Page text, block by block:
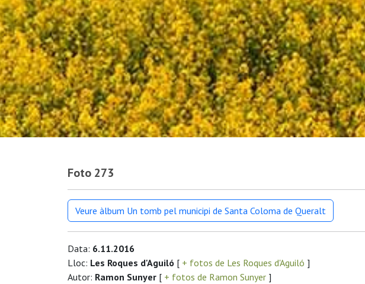
Foto 273
Veure àlbum Un tomb pel municipi de Santa Coloma de Queralt
Data: 6.11.2016
Lloc: Les Roques d'Aguiló [ + fotos de Les Roques d'Aguiló ]
Autor: Ramon Sunyer [ + fotos de Ramon Sunyer ]